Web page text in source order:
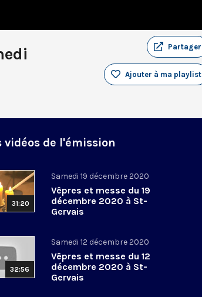
Partager
Ajouter à ma playlist
vidéos de l'émission
31:20
Samedi 19 décembre 2020
Vêpres et messe du 19
décembre 2020 à St-
Gervais
32:56
Samedi 12 décembre 2020
Vêpres et messe du 12
décembre 2020 à St-
Gervais